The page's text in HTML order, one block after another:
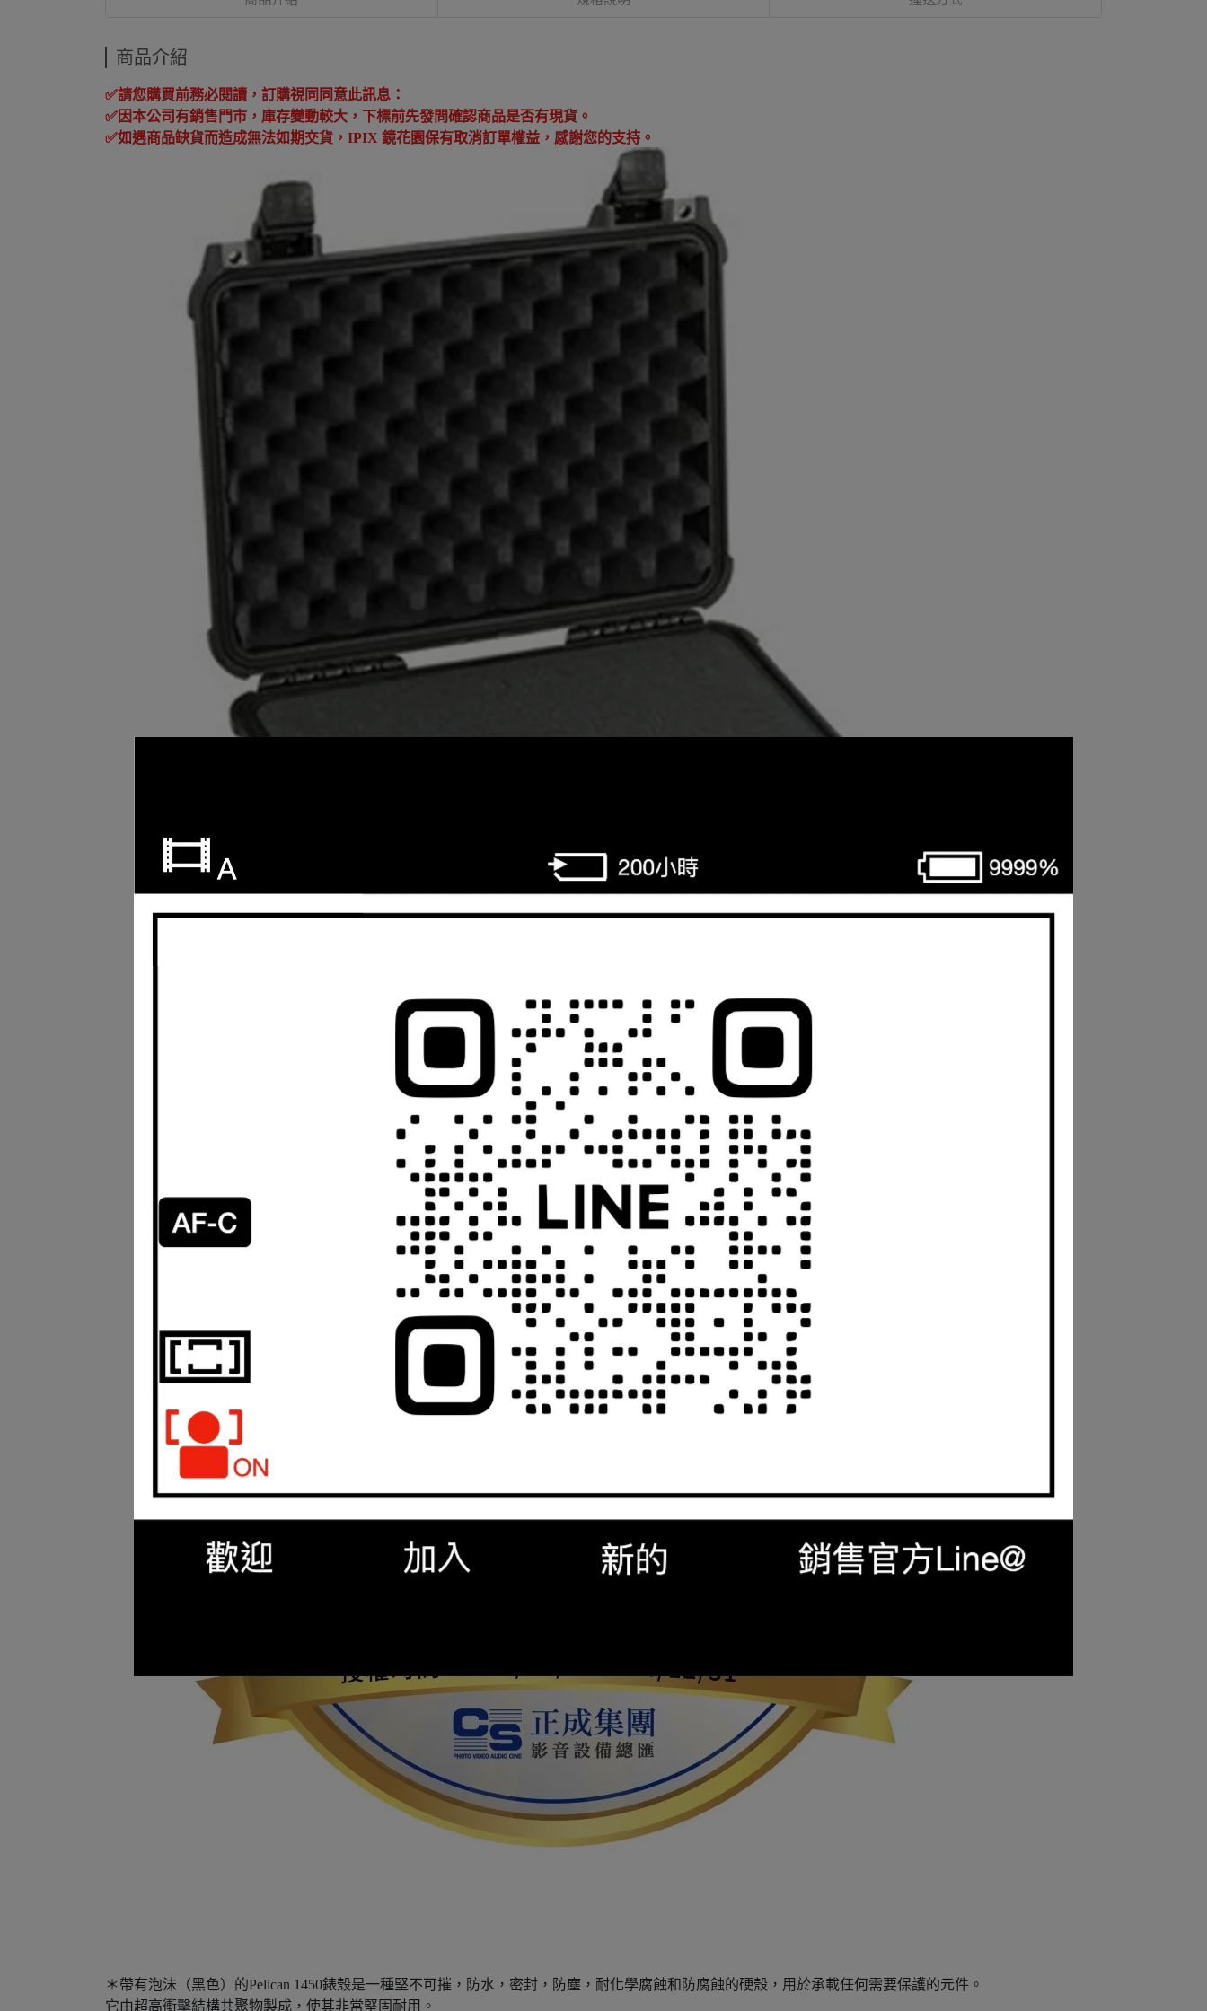
商品介紹
✅請您購買前務必閱讀，訂購視同同意此訊息：
✅因本公司有銷售門市，庫存變動較大，下標前先發問確認商品是否有現貨。
✅如遇商品缺貨而造成無法如期交貨， IPIX 鏡花園保有取消訂單權益，感謝您的支持。
＊帶有泡沫（黑色）的Pelican 1450錶殼是一種堅不可摧，防水，密封，防塵，耐化學腐蝕和防腐蝕的硬殼，用於承載任何需要保護的元件。
它由超高衝擊結構共聚物製成，使其非常堅固耐用。